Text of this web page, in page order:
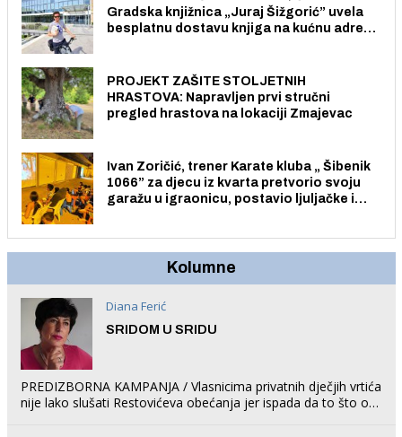
Gradska knjižnica „Juraj Šižgorić” uvela
besplatnu dostavu knjiga na kućnu adresu
PROJEKT ZAŠITE STOLJETNIH
HRASTOVA: Napravljen prvi stručni
pregled hrastova na lokaciji Zmajevac
Ivan Zoričić, trener Karate kluba „ Šibenik
1066” za djecu iz kvarta pretvorio svoju
garažu u igraonicu, postavio ljuljačke i
Kolumne
Diana Ferić
SRIDOM U SRIDU
PREDIZBORNA KAMPANJA / Vlasnicima privatnih dječjih vrtića
nije lako slušati Restovićeva obećanja jer ispada da to što oni